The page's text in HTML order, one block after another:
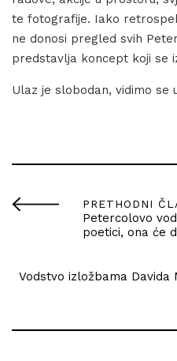
te fotografije. Iako
ne donosi pregled svih
predstavlja koncept koji se
Ulaz je slobodan, vidimo se
PRETHODNI
Petercolovo
poetici, ona će
Vodstvo izložbama Davida